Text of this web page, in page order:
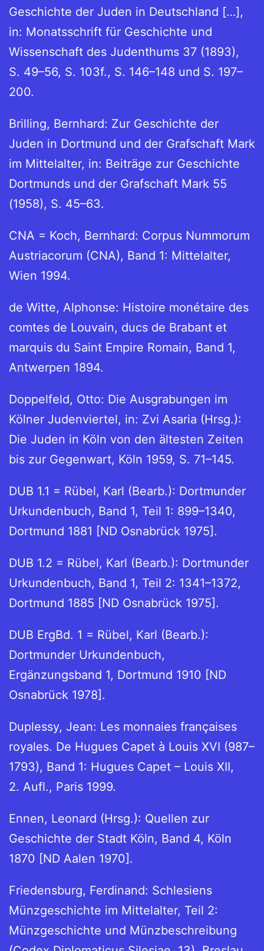
Geschichte der Juden in Deutschland […],
in: Monatsschrift für Geschichte und
Wissenschaft des Judenthums 37 (1893),
S. 49–56, S. 103f., S. 146–148 und S. 197–
200.
Brilling, Bernhard: Zur Geschichte der
Juden in Dortmund und der Grafschaft Mark
im Mittelalter, in: Beiträge zur Geschichte
Dortmunds und der Grafschaft Mark 55
(1958), S. 45–63.
CNA = Koch, Bernhard: Corpus Nummorum
Austriacorum (CNA), Band 1: Mittelalter,
Wien 1994.
de Witte, Alphonse: Histoire monétaire des
comtes de Louvain, ducs de Brabant et
marquis du Saint Empire Romain, Band 1,
Antwerpen 1894.
Doppelfeld, Otto: Die Ausgrabungen im
Kölner Judenviertel, in: Zvi Asaria (Hrsg.):
Die Juden in Köln von den ältesten Zeiten
bis zur Gegenwart, Köln 1959, S. 71–145.
DUB 1.1 = Rübel, Karl (Bearb.): Dortmunder
Urkundenbuch, Band 1, Teil 1: 899–1340,
Dortmund 1881 [ND Osnabrück 1975].
DUB 1.2 = Rübel, Karl (Bearb.): Dortmunder
Urkundenbuch, Band 1, Teil 2: 1341–1372,
Dortmund 1885 [ND Osnabrück 1975].
DUB ErgBd. 1 = Rübel, Karl (Bearb.):
Dortmunder Urkundenbuch,
Ergänzungsband 1, Dortmund 1910 [ND
Osnabrück 1978].
Duplessy, Jean: Les monnaies françaises
royales. De Hugues Capet à Louis XVI (987–
1793), Band 1: Hugues Capet – Louis XII,
2. Aufl., Paris 1999.
Ennen, Leonard (Hrsg.): Quellen zur
Geschichte der Stadt Köln, Band 4, Köln
1870 [ND Aalen 1970].
Friedensburg, Ferdinand: Schlesiens
Münzgeschichte im Mittelalter, Teil 2:
Münzgeschichte und Münzbeschreibung